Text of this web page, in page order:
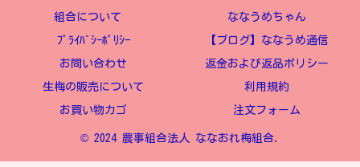
組合について ななうめちゃん
ﾌﾟﾗｲﾊﾞｼｰﾎﾟﾘｼｰ 【ブログ】ななうめ通信
お問い合わせ 返金および返品ポリシー
生梅の販売について 利用規約
お買い物カゴ 注文フォーム
© 2024 農事組合法人 ななおれ梅組合.